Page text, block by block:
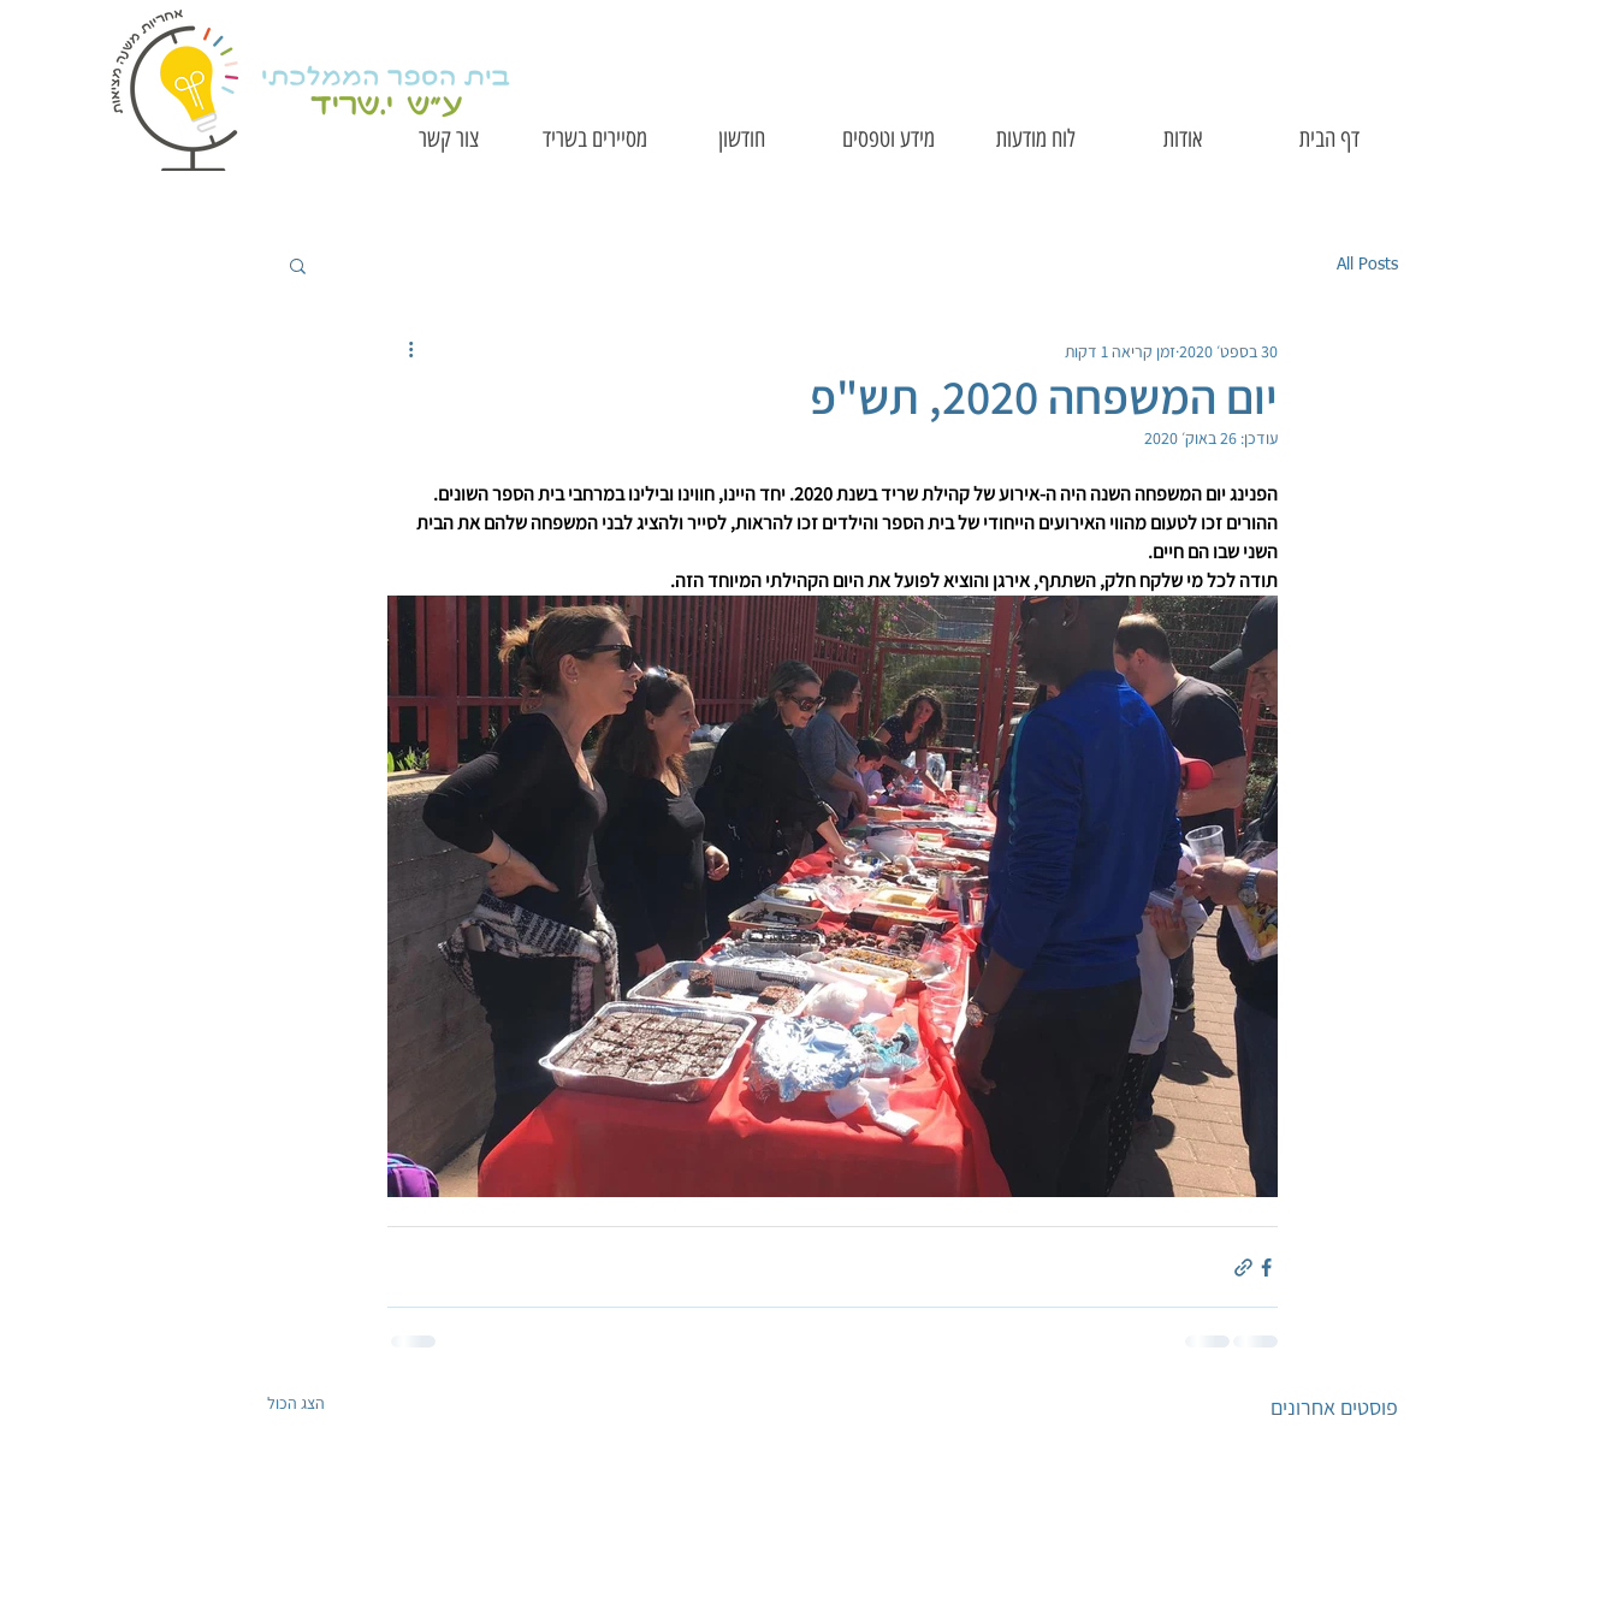
דף הבית אודות לוח מודעות מידע וטפסים חודשון מסיירים בשריד צור קשר
All Posts
יום המשפחה 2020, תש"פ
30 בספט׳ 2020 זמן קריאה 1 דקות
עודכן: 26 באוק׳ 2020
הפנינג יום המשפחה השנה היה ה-אירוע של קהילת שריד בשנת 2020. יחד היינו, חווינו ובילינו במרחבי בית הספר השונים.
ההורים זכו לטעום מהווי האירועים הייחודי של בית הספר והילדים זכו להראות, לסייר ולהציג לבני המשפחה שלהם את הבית
השני שבו הם חיים.
תודה לכל מי שלקח חלק, השתתף, אירגן והוציא לפועל את היום הקהילתי המיוחד הזה.
פוסטים אחרונים הצג הכול